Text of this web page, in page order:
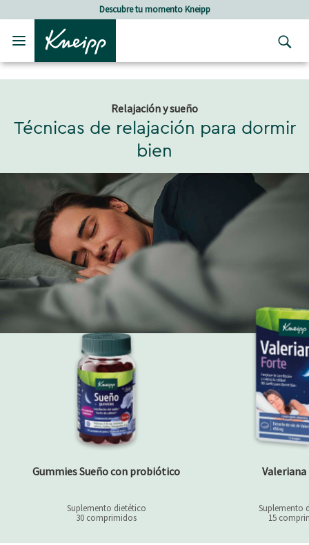
Skip to main content
Skip to footer content
Descubre tu momento Kneipp
Relajación y sueño
Técnicas de relajación para dormir
bien
Gummies Sueño con probiótico
Suplemento dietético
30 comprimidos
Suplemento
15